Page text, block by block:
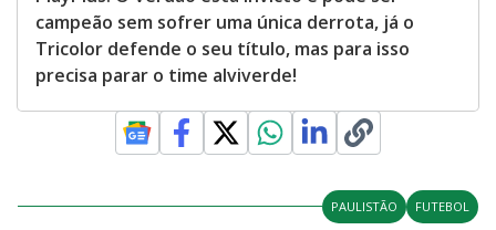
campeão sem sofrer uma única derrota, já o
Tricolor defende o seu título, mas para isso
precisa parar o time alviverde!
PAULISTÃO FUTEBOL